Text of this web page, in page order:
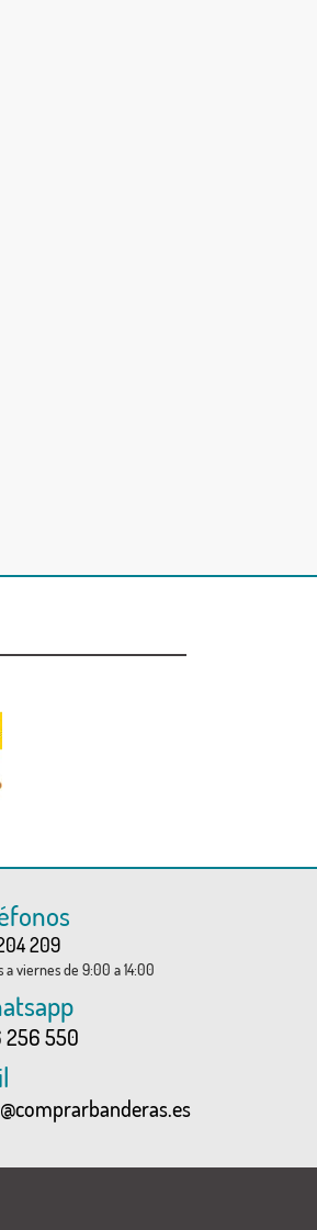
209
a viernes de 9:00 a 14:00
256 550